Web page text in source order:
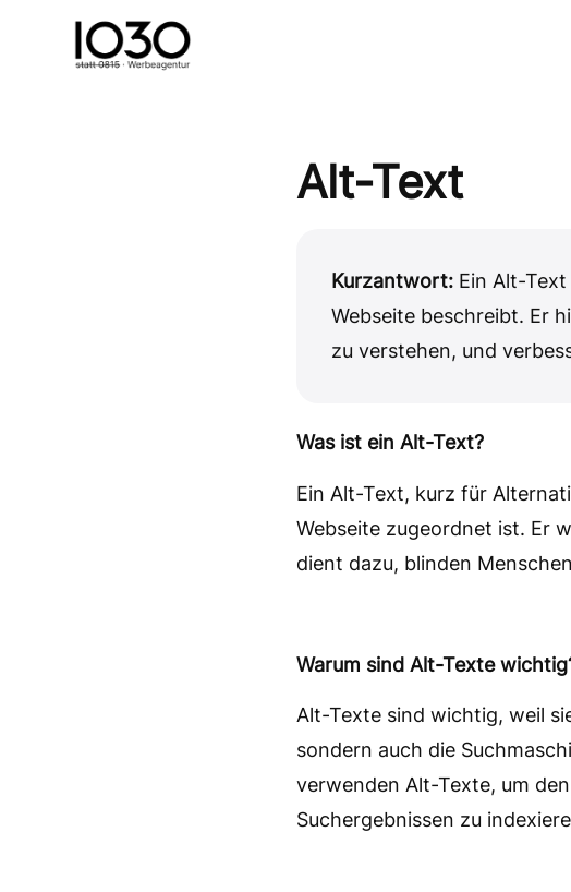
Alt-Text
Kurzantwort: Ein Alt-
Webseite beschreibt. Er
zu verstehen, und
Was ist ein Alt-Text?
Ein Alt-Text, kurz für
Webseite zugeordnet ist. Er
dient dazu, blinden
Warum sind Alt-Texte
Alt-Texte sind wichtig, weil
sondern auch die
verwenden Alt-Texte, um
Suchergebnissen zu